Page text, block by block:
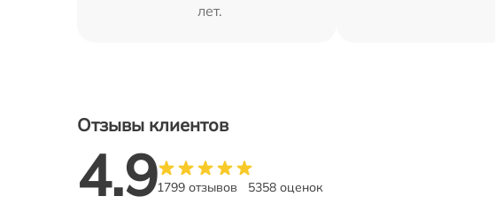
лет.
Отзывы клиентов
4.91799 отзывов 5358 оценок